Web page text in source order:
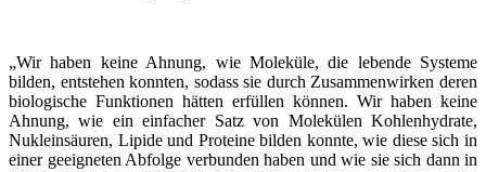
„Wir haben keine Ahnung, wie Moleküle, die lebende Systeme
bilden, entstehen konnten, sodass sie durch Zusammenwirken deren
biologische Funktionen hätten erfüllen können. Wir haben keine
Ahnung, wie ein einfacher Satz von Molekülen Kohlenhydrate,
Nukleinsäuren, Lipide und Proteine bilden konnte, wie diese sich in
einer geeigneten Abfolge verbunden haben und wie sie sich dann in